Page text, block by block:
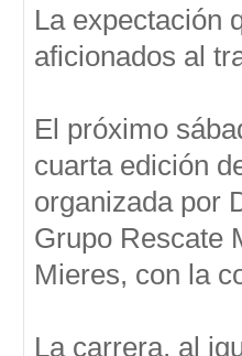
La expectación
aficionados al
El próximo
cuarta edición
organizada por
Grupo Rescate
Mieres, con la
La carrera, al